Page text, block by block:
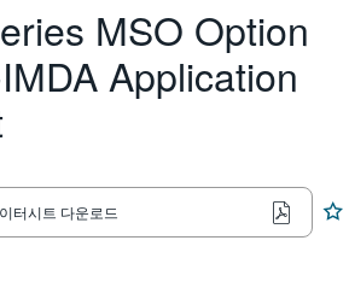
MSO Option
Application
터시트 다운로드